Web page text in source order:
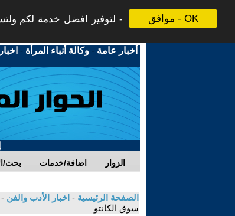
موافق - OK
لتوفير افضل خدمة لكم
أخبار عامة -وكالة أنباء المرأة -
بحث/ اضافة/خدمات الزوار
الصفحة الرئيسية - اخبار الأدب والفن -
سوق الكانتو